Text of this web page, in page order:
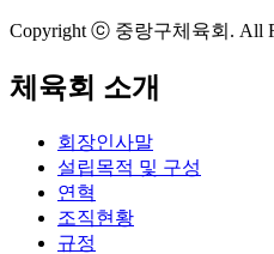
Copyright ⓒ 중랑구체육회. All
체육회 소개
회장인사말
설립목적 및 구성
연혁
조직현황
규정